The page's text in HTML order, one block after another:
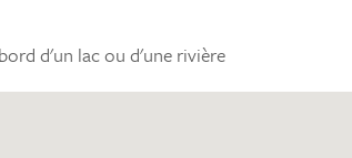
d'un lac ou d'une rivière